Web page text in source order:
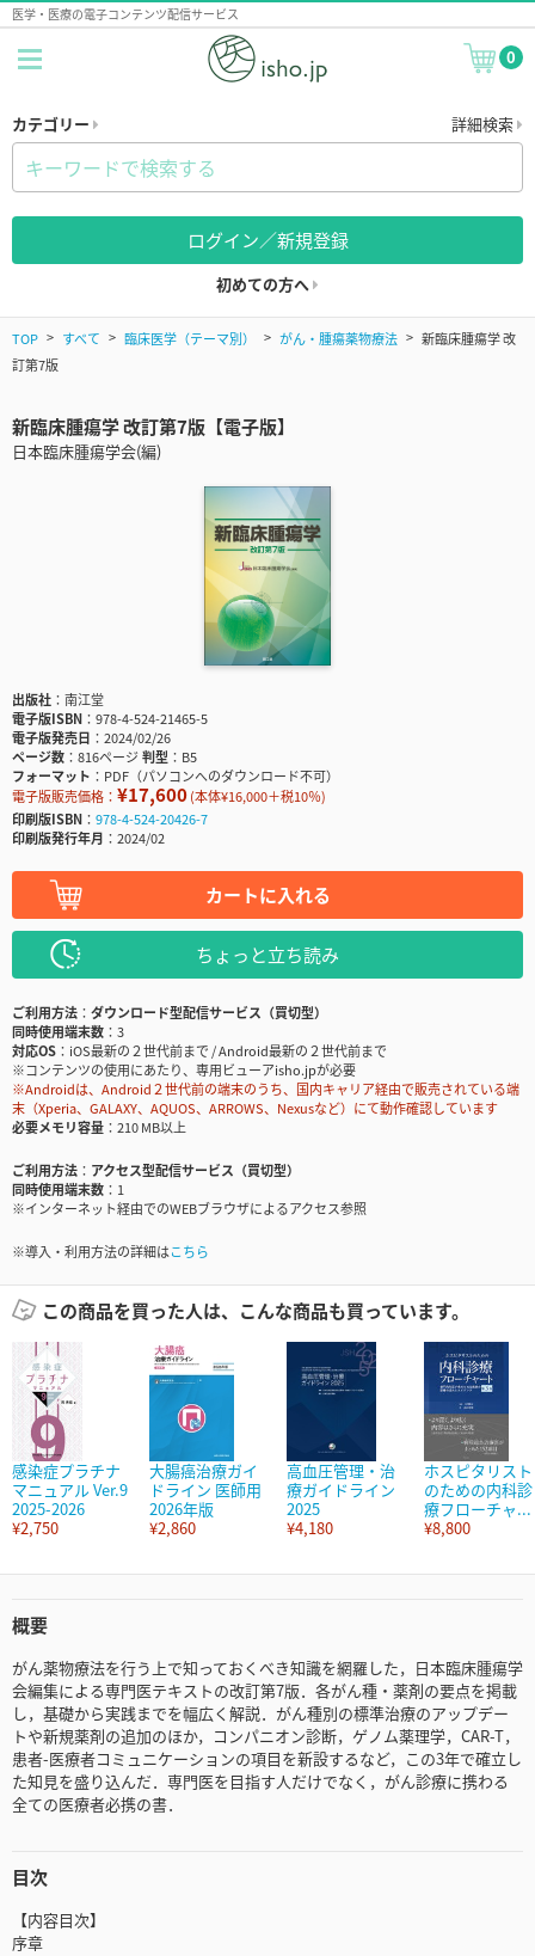
医学・医療の電子コンテンツ配信サービス
0
カテゴリー 詳細検索
ログイン／新規登録
初めての方へ
TOP すべて 臨床医学（テーマ別） がん・腫瘍薬物療法
新臨床腫瘍学 改
訂第7版
新臨床腫瘍学 改訂第7版【電子版】
日本臨床腫瘍学会(編)
出版社
南江堂
電子版ISBN
978-4-524-21465-5
電子版発売日
2024/02/26
ページ数
816ページ判型
B5
フォーマット
PDF（パソコンへのダウンロード不可）
電子版販売価格： ¥17,600(本体¥16,000＋税10％)
印刷版ISBN
978-4-524-20426-7
印刷版発行年月
2024/02
カートに入れる
ちょっと立ち読み
ご利用方法
ダウンロード型配信サービス（買切型）
同時使用端末数
3
対応OS
iOS最新の２世代前まで / Android最新の２世代前まで
※コンテンツの使用にあたり、専用ビューアisho.jpが必要
※Androidは、Android２世代前の端末のうち、国内キャリア経由で販売されている端
末（Xperia、GALAXY、AQUOS、ARROWS、Nexusなど）にて動作確認しています
必要メモリ容量
210 MB以上
ご利用方法
アクセス型配信サービス（買切型）
同時使用端末数
1
※インターネット経由でのWEBブラウザによるアクセス参照
※導入・利用方法の詳細はこちら
この商品を買った人は、こんな商品も買っています。
感染症プラチナ
マニュアル Ver.9
2025-2026
¥2,750
大腸癌治療ガイ
ドライン 医師用
2026年版
¥2,860
高血圧管理・治
療ガイドライン
2025
¥4,180
ホスピタリスト
のための内科診
療フローチャ...
¥8,800
概要
がん薬物療法を行う上で知っておくべき知識を網羅した，日本臨床腫瘍学
会編集による専門医テキストの改訂第7版．各がん種・薬剤の要点を掲載
し，基礎から実践までを幅広く解説．がん種別の標準治療のアップデー
トや新規薬剤の追加のほか，コンパニオン診断，ゲノム薬理学，CAR-T，
患者-医療者コミュニケーションの項目を新設するなど，この3年で確立し
た知見を盛り込んだ．専門医を目指す人だけでなく，がん診療に携わる
全ての医療者必携の書．
目次
【内容目次】
序章